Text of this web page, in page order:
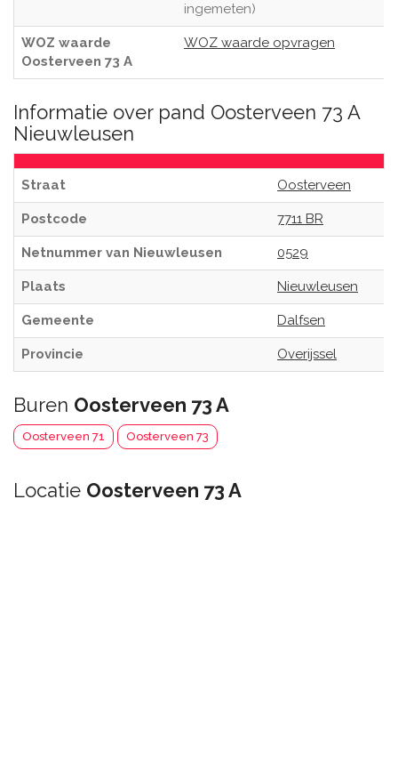
ingemeten)
WOZ waarde
Oosterveen 73 A
WOZ waarde opvragen
Informatie over pand Oosterveen 73 A
Nieuwleusen
Straat Oosterveen
Postcode 7711 BR
Netnummer van Nieuwleusen 0529
Plaats Nieuwleusen
Gemeente Dalfsen
Provincie Overijssel
Buren Oosterveen 73 A
Oosterveen 71 Oosterveen 73
Locatie Oosterveen 73 A